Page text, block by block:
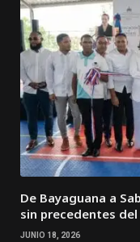
De Bayaguana a
sin precedentes
JUNIO 18, 2026